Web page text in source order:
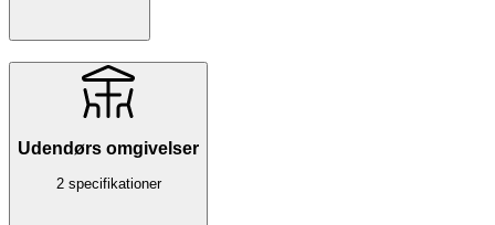
Udendørs omgivelser
2 specifikationer